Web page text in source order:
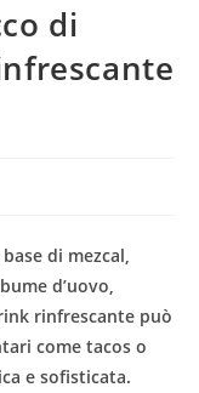
di
di mezcal,
d’uovo,
rinfrescante può
come tacos o
e sofisticata.